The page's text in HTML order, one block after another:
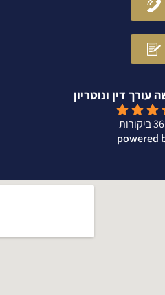
עורך דין ונוטריון
powered